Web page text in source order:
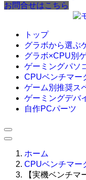
お問合せはこちら
トップ
グラボから選ぶ
グラボ×CPU別
ゲーミングパソ
CPUベンチマー
ゲーム別推奨ス
ゲーミングデバ
自作PCパーツ
ホーム
CPUベンチマー
【実機ベンチ